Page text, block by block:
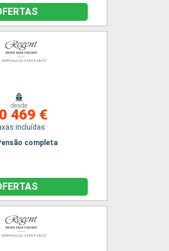
desde
469 €
incluídas
completa